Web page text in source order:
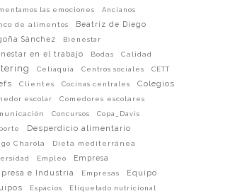
las emociones
Ancianos
de alimentos
Beatriz de Diego
Sánchez
Bienestar
en el trabajo Bodas Calidad
Celiaquía Centros sociales CETT
Clientes Cocinas centrales Colegios
escolar
Comedores escolares
Concursos
Copa_Davis
Desperdicio alimentario
Charola
Dieta mediterránea
Empleo Empresa
e Industria Empresas Equipo
Espacios
Etiquetado nutricional